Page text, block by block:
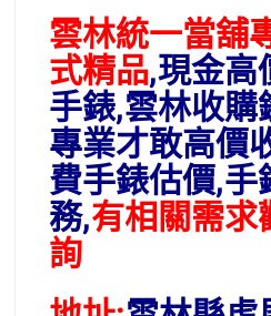
雲林統一當舖
式精品,現金高
手錶,雲林收
專業才敢高價
費手錶估價,
務,有相關需
詢